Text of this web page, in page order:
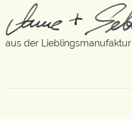
aus der Lieblingsmanufaktur